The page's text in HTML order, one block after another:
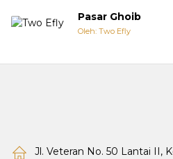
Pasar Ghoib
Oleh: Two Efly
Jl. Veteran No. 50 Lantai II,